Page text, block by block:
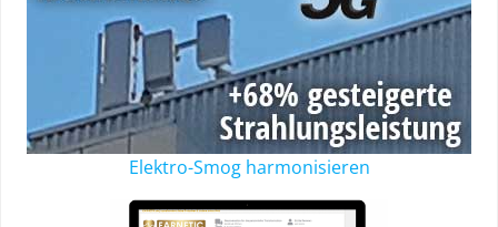
Elektro-Smog harmonisieren